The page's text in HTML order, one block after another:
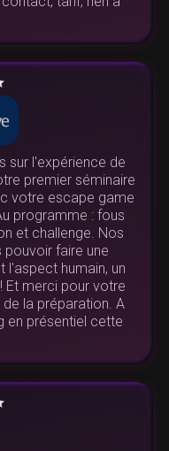
sur l'expérience de
premier séminaire
votre escape game
programme : fous
et challenge. Nos
faire une
l'aspect humain, un
Et merci pour votre
la préparation. A
en présentiel cette